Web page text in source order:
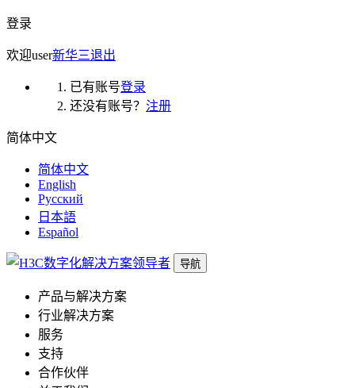
登录
欢迎user新华三退出
已有账号登录
还没有账号？ 注册
简体中文
简体中文
English
Русский
日本語
Español
导航
产品与解决方案
行业解决方案
服务
支持
合作伙伴